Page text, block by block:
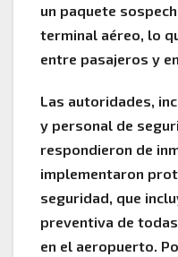
un paquete
terminal aéreo, lo
entre pasajeros y
Las autoridades,
y personal de
respondieron de
implementaron
seguridad, que
preventiva de
en el aeropuerto.